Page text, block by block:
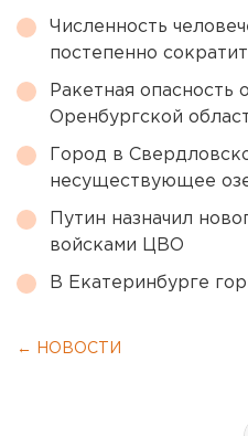
Численность
постепенно
Ракетная опасность
Оренбургской
Город в
несуществующее
Путин назначил
войсками ЦВО
В Екатеринбурге
← НОВОСТИ